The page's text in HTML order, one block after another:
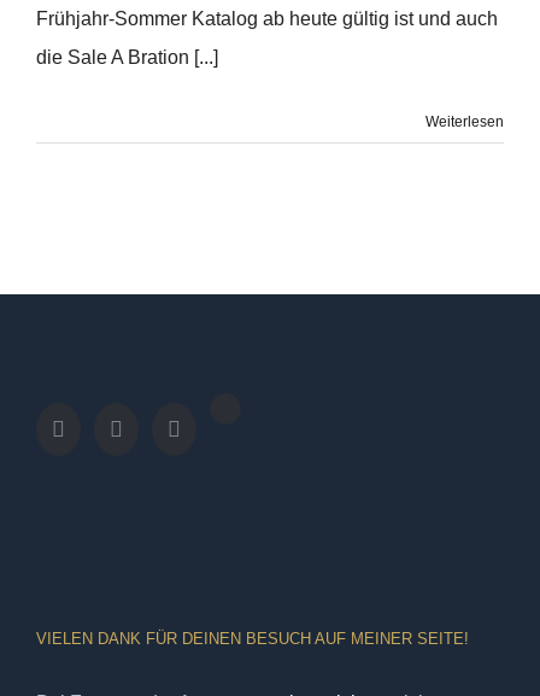
Frühjahr-Sommer Katalog ab heute gültig ist und auch
die Sale A Bration [...]
Weiterlesen
VIELEN DANK FÜR DEINEN BESUCH AUF MEINER SEITE!